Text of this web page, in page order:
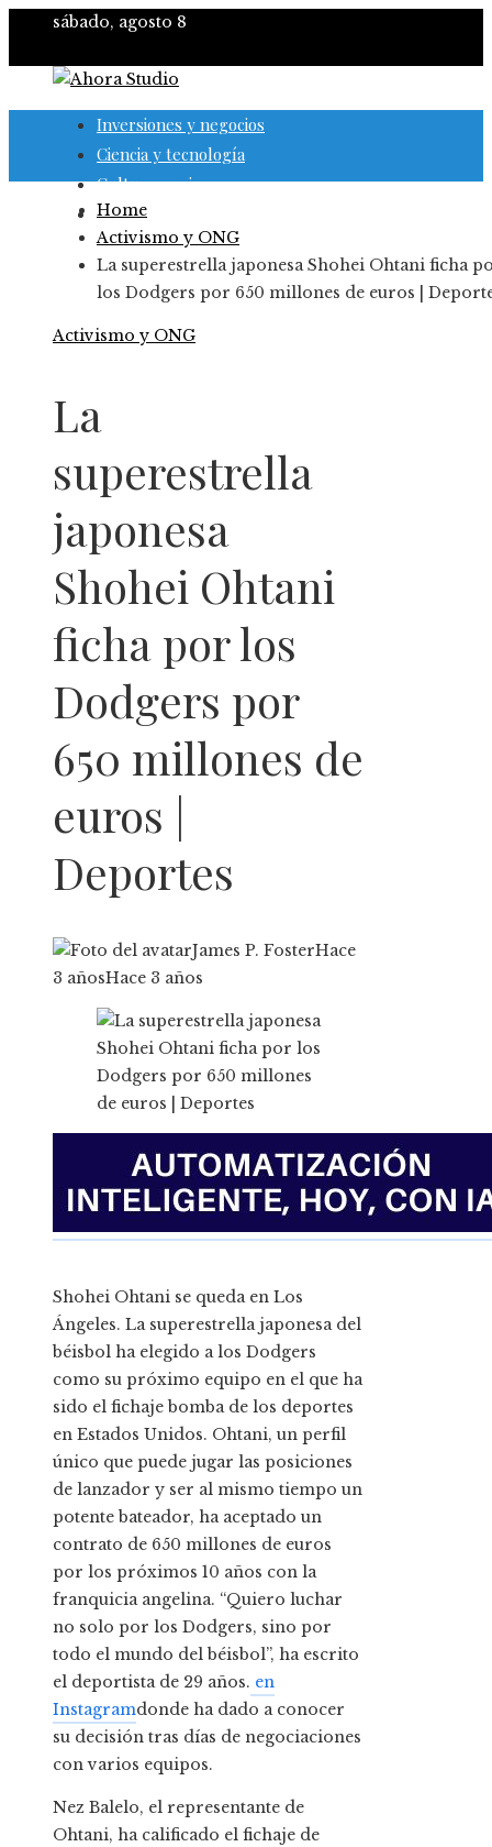
sábado, agosto 8
Inversiones y negocios
Ciencia y tecnología
Cultura y ocio
Responsabilidad social
Home
Activismo y ONG
La superestrella japonesa Shohei Ohtani ficha
los Dodgers por 650 millones de euros |
Activismo y ONG
La
superestrella
japonesa
Shohei Ohtani
ficha por los
Dodgers por
650 millones de
euros |
Deportes
James P. FosterHace
3 añosHace 3 años
Shohei Ohtani se queda en Los
Ángeles. La superestrella japonesa del
béisbol ha elegido a los Dodgers
como su próximo equipo en el que ha
sido el fichaje bomba de los deportes
en Estados Unidos. Ohtani, un perfil
único que puede jugar las posiciones
de lanzador y ser al mismo tiempo un
potente bateador, ha aceptado un
contrato de 650 millones de euros
por los próximos 10 años con la
franquicia angelina. “Quiero luchar
no solo por los Dodgers, sino por
todo el mundo del béisbol”, ha escrito
el deportista de 29 años. en
Instagramdonde ha dado a conocer
su decisión tras días de negociaciones
con varios equipos.
Nez Balelo, el representante de
Ohtani, ha calificado el fichaje de